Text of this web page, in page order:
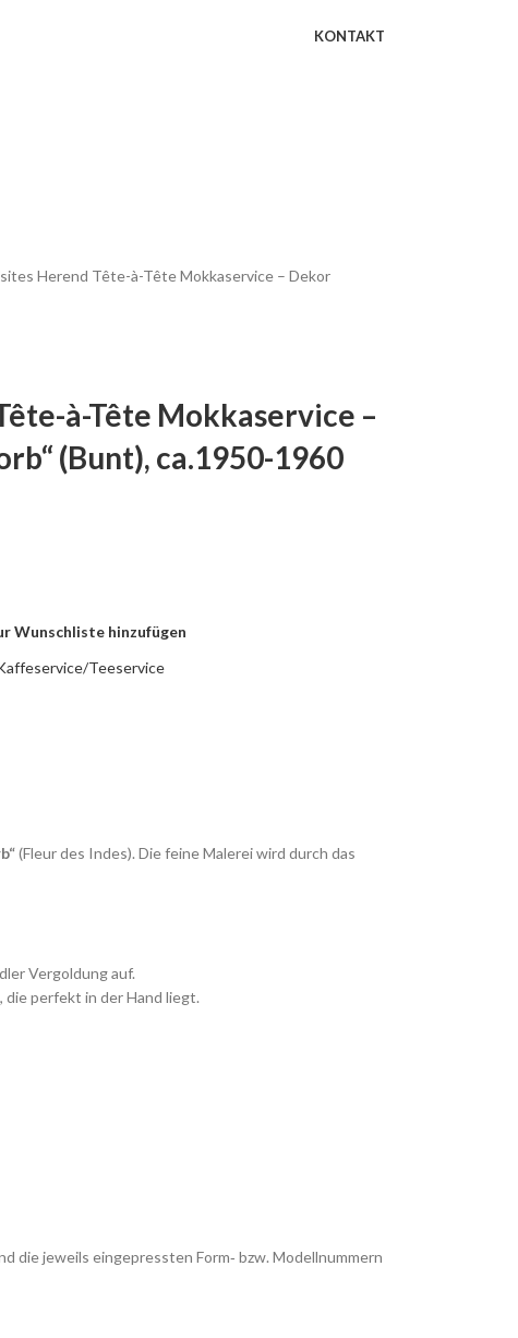
KONTAKT
Herend Tête-à-Tête Mokkaservice – Dekor
à-Tête Mokkaservice –
(Bunt), ca.1950-1960
Wunschliste hinzufügen
Teeservice
(Fleur des Indes). Die feine Malerei wird durch das
Vergoldung auf.
die perfekt in der Hand liegt.
die jeweils eingepressten Form‑ bzw. Modellnummern